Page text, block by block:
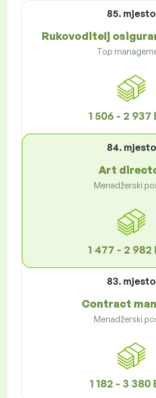
85. mjesto
Rukovoditelj
Top
1 506 - 2 937
84. mjesto
Art
Menadžerski
1 477 - 2 982
83. mjesto
Contract
Menadžerski
1 182 - 3 380